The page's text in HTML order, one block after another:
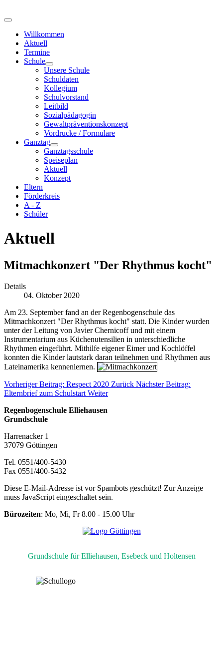
Willkommen
Aktuell
Termine
Schule
Unsere Schule
Schuldaten
Kollegium
Schulvorstand
Leitbild
Sozialpädagogin
Gewaltpräventionskonzept
Vordrucke / Formulare
Ganztag
Ganztagsschule
Speiseplan
Aktuell
Konzept
Eltern
Förderkreis
A - Z
Schüler
Aktuell
Mitmachkonzert "Der Rhythmus kocht"
Details
04. Oktober 2020
Am 23. September fand an der Regenbogenschule das
Mitmachkonzert "Der Rhythmus kocht" statt. Die Kinder wurden
unter der Leitung von Javier Chernicoff und mit einem
Instrumentarium aus Küchenutensilien in unterschiedliche
Rhythmen eingeführt. Mithilfe eigener Eimer und Kochlöffel
konnten die Kinder lautstark daran teilnehmen und Rhythmen aus
Lateinamerika kennenlernen.
Vorheriger Beitrag: Respect 2020 Zurück Nächster Beitrag:
Elternbrief zum Schulstart Weiter
Regenbogenschule Elliehausen
Grundschule
Harrenacker 1
37079 Göttingen
Tel. 0551/400-5430
Fax 0551/400-5432
Diese E-Mail-Adresse ist vor Spambots geschützt! Zur Anzeige
muss JavaScript eingeschaltet sein.
Bürozeiten: Mo, Mi, Fr 8.00 - 15.00 Uhr
Grundschule für Elliehausen, Esebeck und Holtensen